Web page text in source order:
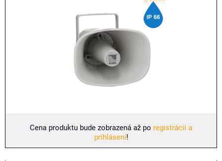
Cena produktu bude zobrazená až po registrácii a
prihlásení!